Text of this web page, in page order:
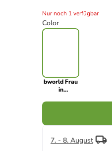
Nur noch 1 verfügbar
Color
bworld Frau
in
7. - 8. August